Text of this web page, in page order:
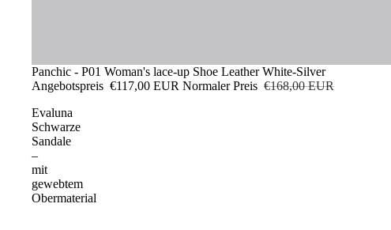
Sale
Panchic - P01 Woman's lace-up Shoe Leather White-Silver
Angebotspreis €117,00 EUR Normaler Preis €168,00 EUR
Evaluna
Schwarze
Sandale
–
mit
gewebtem
Obermaterial